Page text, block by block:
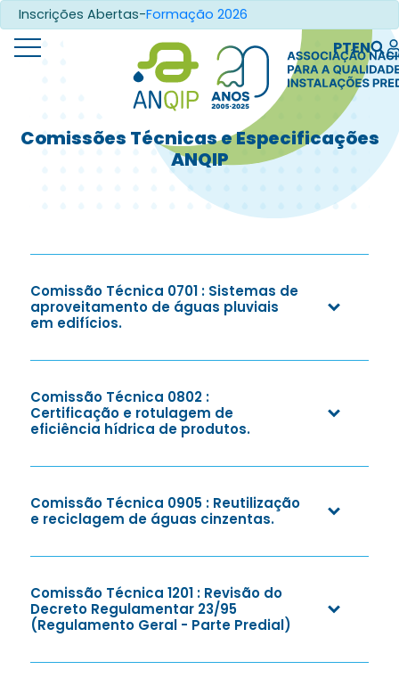
Inscrições Abertas-Formação 2026
Comissões Técnicas e Especificações
ANQIP
PTEN
Comissão Técnica 0701 : Sistemas de
aproveitamento de águas pluviais
em edifícios.
Comissão Técnica 0802 :
Certificação e rotulagem de
eficiência hídrica de produtos.
Comissão Técnica 0905 : Reutilização
e reciclagem de águas cinzentas.
Comissão Técnica 1201 : Revisão do
Decreto Regulamentar 23/95
(Regulamento Geral - Parte Predial)